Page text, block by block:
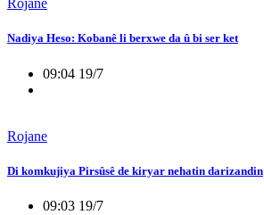
Rojane
Nadiya Heso: Kobanê li berxwe da û bi ser ket
09:04 19/7
Rojane
Di komkujiya Pirsûsê de kiryar nehatin darizandin
09:03 19/7